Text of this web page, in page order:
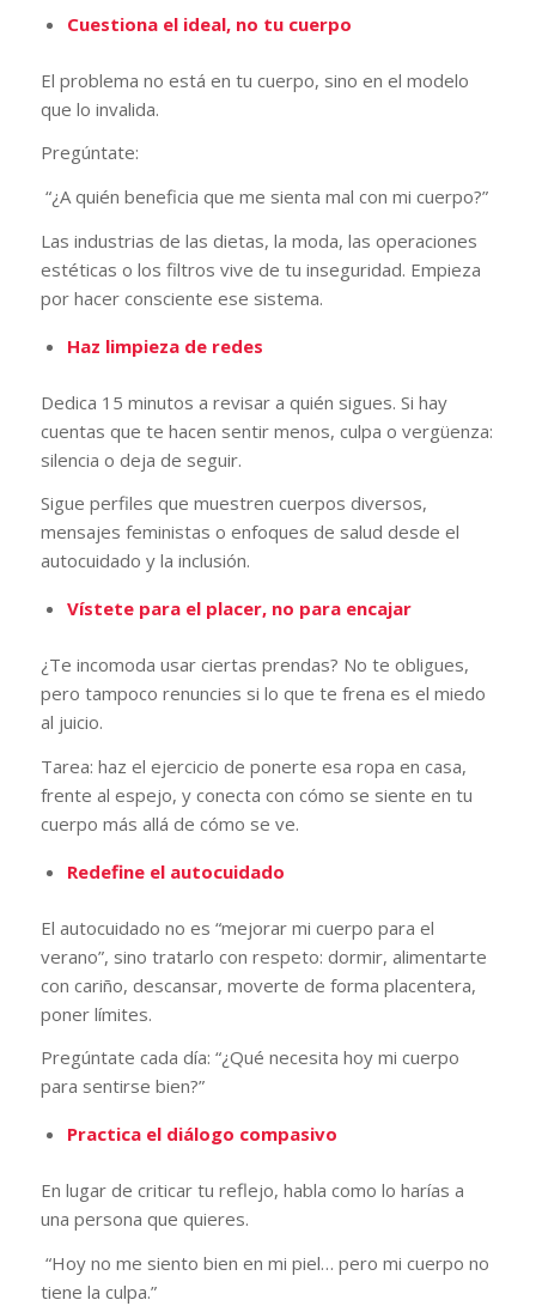
Cuestiona el ideal, no tu cuerpo
El problema no está en tu cuerpo, sino en el modelo
que lo invalida.
Pregúntate:
“¿A quién beneficia que me sienta mal con mi cuerpo?”
Las industrias de las dietas, la moda, las operaciones
estéticas o los filtros vive de tu inseguridad. Empieza
por hacer consciente ese sistema.
Haz limpieza de redes
Dedica 15 minutos a revisar a quién sigues. Si hay
cuentas que te hacen sentir menos, culpa o vergüenza:
silencia o deja de seguir.
Sigue perfiles que muestren cuerpos diversos,
mensajes feministas o enfoques de salud desde el
autocuidado y la inclusión.
Vístete para el placer, no para encajar
¿Te incomoda usar ciertas prendas? No te obligues,
pero tampoco renuncies si lo que te frena es el miedo
al juicio.
Tarea: haz el ejercicio de ponerte esa ropa en casa,
frente al espejo, y conecta con cómo se siente en tu
cuerpo más allá de cómo se ve.
Redefine el autocuidado
El autocuidado no es “mejorar mi cuerpo para el
verano”, sino tratarlo con respeto: dormir, alimentarte
con cariño, descansar, moverte de forma placentera,
poner límites.
Pregúntate cada día: “¿Qué necesita hoy mi cuerpo
para sentirse bien?”
Practica el diálogo compasivo
En lugar de criticar tu reflejo, habla como lo harías a
una persona que quieres.
“Hoy no me siento bien en mi piel… pero mi cuerpo no
tiene la culpa.”